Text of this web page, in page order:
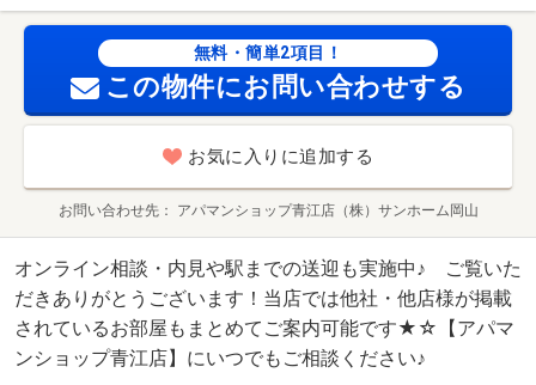
無料・簡単2項目！
この物件にお問い合わせする
お気に入りに追加する
お問い合わせ先 アパマンショップ青江店（株）サンホーム岡山
オンライン相談・内見や駅までの送迎も実施中♪ ご覧いた
だきありがとうございます！当店では他社・他店様が掲載
されているお部屋もまとめてご案内可能です★☆【アパマ
ンショップ青江店】にいつでもご相談ください♪